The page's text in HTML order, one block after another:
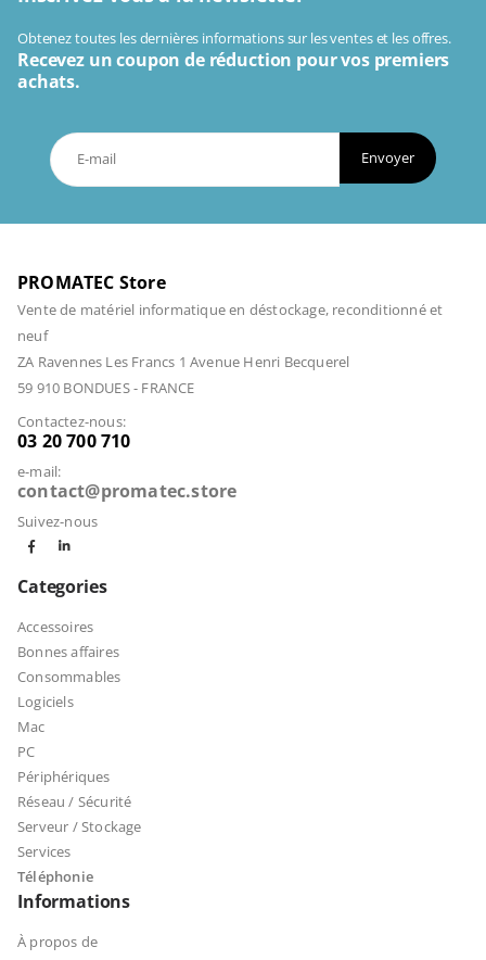
Obtenez toutes les dernières informations sur les ventes et les offres.
Recevez un coupon de réduction pour vos premiers
achats.
Envoyer
PROMATEC Store
Vente de matériel informatique en déstockage, reconditionné et
neuf
ZA Ravennes Les Francs 1 Avenue Henri Becquerel
59 910 BONDUES - FRANCE
Contactez-nous:
03 20 700 710
e-mail:
contact@promatec.store
Suivez-nous
Categories
Accessoires
Bonnes affaires
Consommables
Logiciels
Mac
PC
Périphériques
Réseau / Sécurité
Serveur / Stockage
Services
Téléphonie
Informations
À propos de